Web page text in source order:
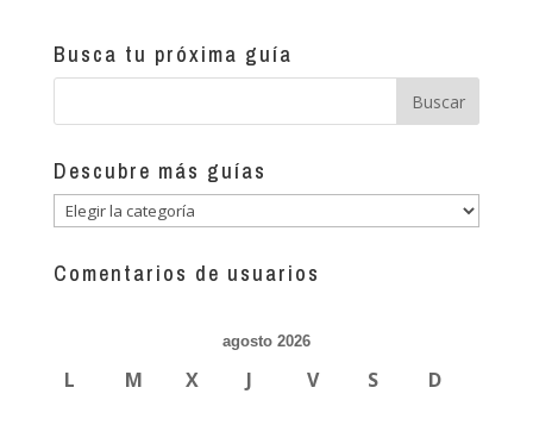
Busca tu próxima guía
Descubre más guías
Descubre
guías
Comentarios de usuarios
agosto 2026
L M X J V S D